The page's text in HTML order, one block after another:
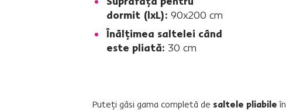
dormit (lxL): 90x200 cm
Înălţimea saltelei când
este pliată: 30 cm
Puteţi găsi gama completă de saltele pliabileîn